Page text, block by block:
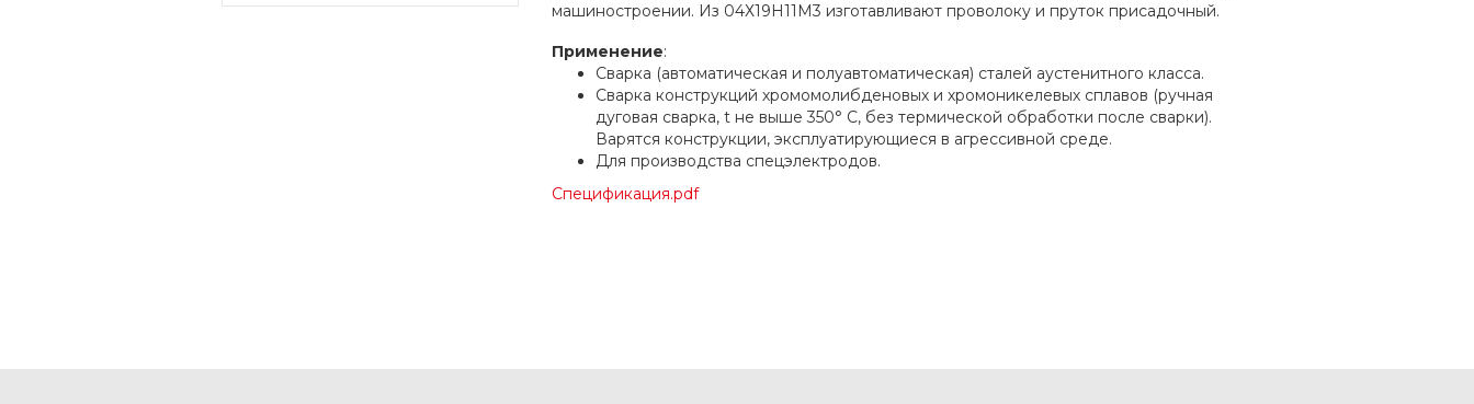
машиностроении. Из 04Х19Н11М3 изготавливают проволоку и пруток присадочный.
Применение:
Сварка (автоматическая и полуавтоматическая) сталей аустенитного класса.
Сварка конструкций хромомолибденовых и хромоникелевых сплавов (ручная
дуговая сварка, t не выше 350° С, без термической обработки после сварки).
Варятся конструкции, эксплуатирующиеся в агрессивной среде.
Для производства спецэлектродов.
Спецификация.pdf